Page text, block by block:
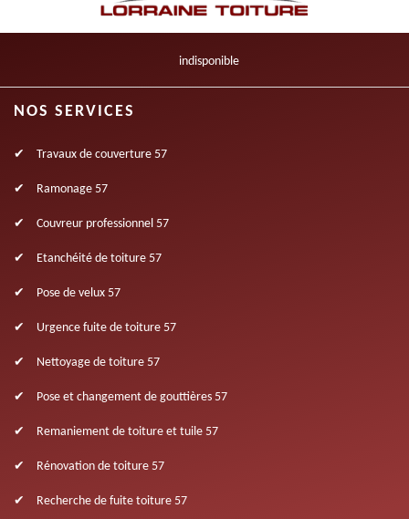
indisponible
NOS SERVICES
Travaux de couverture 57
Ramonage 57
Couvreur professionnel 57
Etanchéité de toiture 57
Pose de velux 57
Urgence fuite de toiture 57
Nettoyage de toiture 57
Pose et changement de gouttières 57
Remaniement de toiture et tuile 57
Rénovation de toiture 57
Recherche de fuite toiture 57